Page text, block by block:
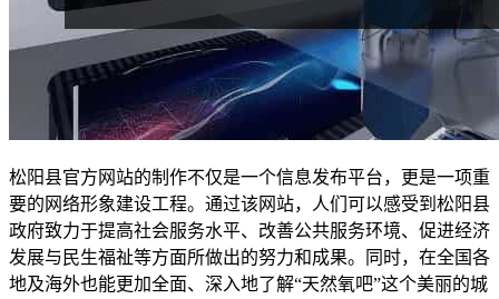
松阳县官方网站的制作不仅是一个信息发布平台，更是一项重
要的网络形象建设工程。通过该网站，人们可以感受到松阳县
政府致力于提高社会服务水平、改善公共服务环境、促进经济
发展与民生福祉等方面所做出的努力和成果。同时，在全国各
地及海外也能更加全面、深入地了解“天然氧吧”这个美丽的城